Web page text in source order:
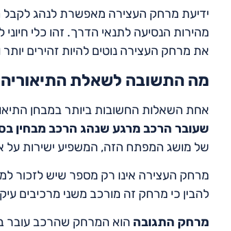
ידיעת מרחק העצירה מאפשרת לנהג
מהירות הנסיעה לתנאי הדרך. זהו כלי
את מרחק העצירה נוטים להיות זהירים
מה התשובה לשאלת
אחת השאלות החשובות ביותר במבחן
שעובר הרכב מרגע שנהג הרכב מבחין
של מושג המפתח הזה, המשפיע ישירות על
מרחק העצירה אינו רק מספר שיש לזכור
להבין כי מרחק זה מורכב משני מרכיבים
מרחק התגובה הוא המרחק שהרכב עובר